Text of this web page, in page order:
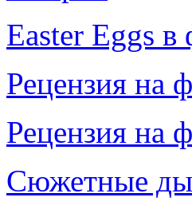
Easter Eggs
Рецензия на
Рецензия на
Сюжетные